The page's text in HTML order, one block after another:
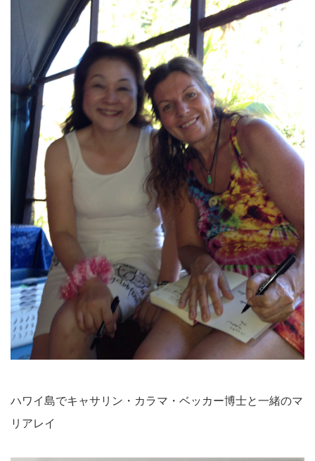
ハワイ島でキャサリン・カラマ・ベッカー博士と一緒のマ
リアレイ